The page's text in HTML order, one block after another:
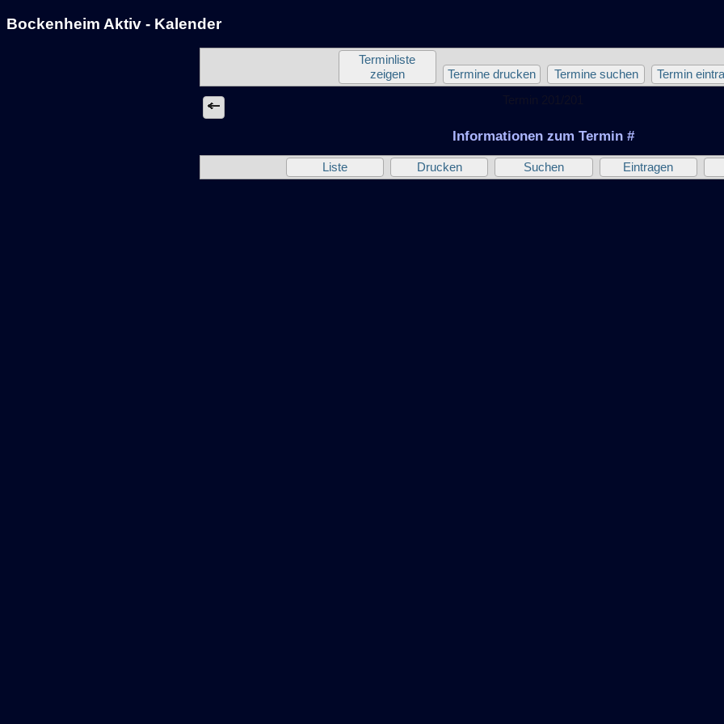
Bockenheim Aktiv - Kalender
Terminliste
zeigen
Termine drucken Termine suchen
Termin
Informationen zum Termin #
Liste Drucken Suchen Eintragen